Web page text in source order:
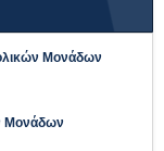
Μονάδων
Μονάδων